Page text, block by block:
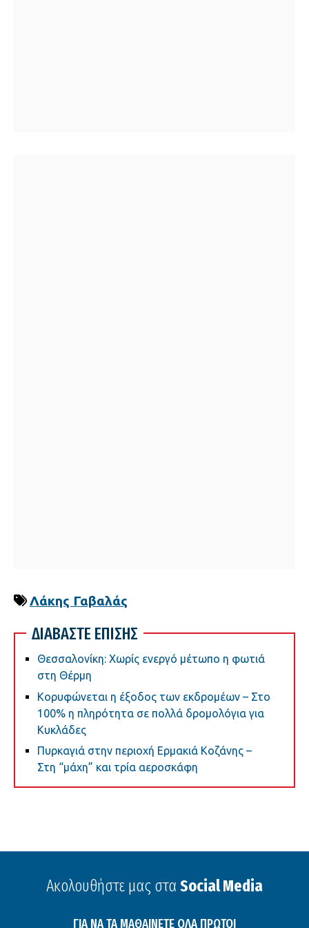
Λάκης Γαβαλάς
ΔΙΑΒΑΣΤΕ ΕΠΙΣΗΣ
Θεσσαλονίκη: Χωρίς ενεργό μέτωπο η φωτιά
στη Θέρμη
Κορυφώνεται η έξοδος των εκδρομέων – Στο
100% η πληρότητα σε πολλά δρομολόγια για
Κυκλάδες
Πυρκαγιά στην περιοχή Ερμακιά Κοζάνης –
Στη “μάχη” και τρία αεροσκάφη
Ακολουθήστε μας στα Social Media
ΓΙΑ ΝΑ ΤΑ ΜΑΘΑΙΝΕΤΕ ΟΛΑ ΠΡΩΤΟΙ